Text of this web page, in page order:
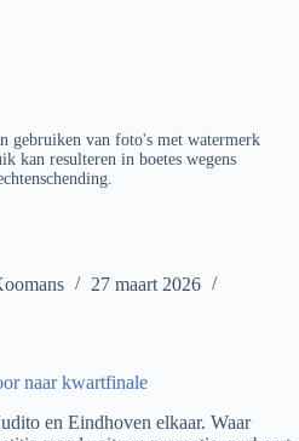
gebruiken van foto's met watermerk
kan resulteren in boetes wegens
27 maart 2026
naar kwartfinale
en Eindhoven elkaar. Waar